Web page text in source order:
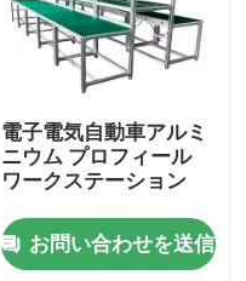
付属品
電子電気自動車アルミ
ニウム プロフィール
ワークステーション
お問い合わせを送信